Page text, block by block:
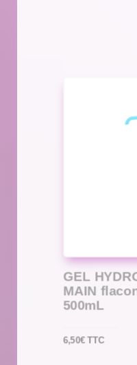
GEL
MAIN
500mL
6,50€ TTC